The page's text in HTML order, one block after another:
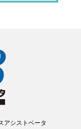
アシストベータ